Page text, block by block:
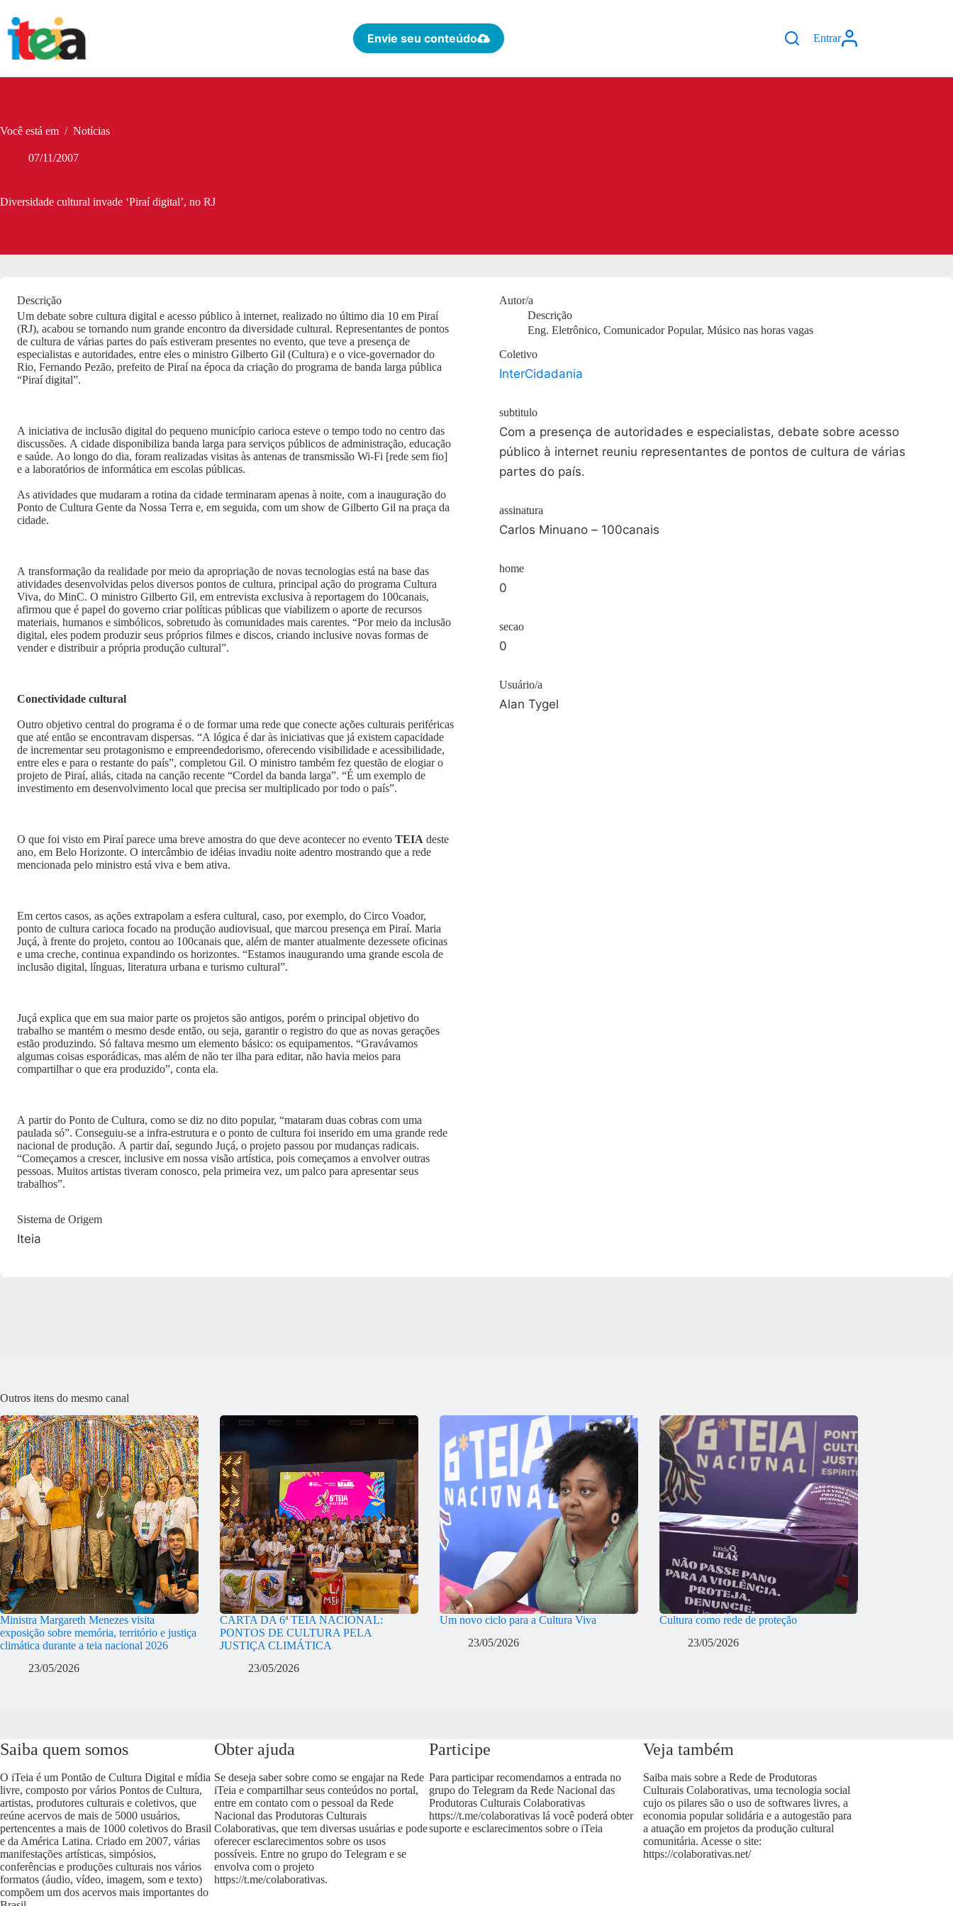
para
conteúdo
Envie seu conteúdo Entrar
Você está em / Notícias
07/11/2007
Diversidade cultural invade ‘Piraí digital’, no RJ
Descrição
Um debate sobre cultura digital e acesso público à internet, realizado no último dia 10 em Piraí
(RJ), acabou se tornando num grande encontro da diversidade cultural. Representantes de pontos
de cultura de várias partes do país estiveram presentes no evento, que teve a presença de
especialistas e autoridades, entre eles o ministro Gilberto Gil (Cultura) e o vice-governador do
Rio, Fernando Pezão, prefeito de Piraí na época da criação do programa de banda larga pública
“Piraí digital”.
A iniciativa de inclusão digital do pequeno município carioca esteve o tempo todo no centro das
discussões. A cidade disponibiliza banda larga para serviços públicos de administração, educação
e saúde. Ao longo do dia, foram realizadas visitas às antenas de transmissão Wi-Fi [rede sem fio]
e a laboratórios de informática em escolas públicas.
As atividades que mudaram a rotina da cidade terminaram apenas à noite, com a inauguração do
Ponto de Cultura Gente da Nossa Terra e, em seguida, com um show de Gilberto Gil na praça da
cidade.
A transformação da realidade por meio da apropriação de novas tecnologias está na base das
atividades desenvolvidas pelos diversos pontos de cultura, principal ação do programa Cultura
Viva, do MinC. O ministro Gilberto Gil, em entrevista exclusiva à reportagem do 100canais,
afirmou que é papel do governo criar políticas públicas que viabilizem o aporte de recursos
materiais, humanos e simbólicos, sobretudo às comunidades mais carentes. “Por meio da inclusão
digital, eles podem produzir seus próprios filmes e discos, criando inclusive novas formas de
vender e distribuir a própria produção cultural”.
Conectividade cultural
Outro objetivo central do programa é o de formar uma rede que conecte ações culturais periféricas
que até então se encontravam dispersas. “A lógica é dar às iniciativas que já existem capacidade
de incrementar seu protagonismo e empreendedorismo, oferecendo visibilidade e acessibilidade,
entre eles e para o restante do país”, completou Gil. O ministro também fez questão de elogiar o
projeto de Piraí, aliás, citada na canção recente “Cordel da banda larga”. “É um exemplo de
investimento em desenvolvimento local que precisa ser multiplicado por todo o país”.
O que foi visto em Piraí parece uma breve amostra do que deve acontecer no evento TEIA deste
ano, em Belo Horizonte. O intercâmbio de idéias invadiu noite adentro mostrando que a rede
mencionada pelo ministro está viva e bem ativa.
Em certos casos, as ações extrapolam a esfera cultural, caso, por exemplo, do Circo Voador,
ponto de cultura carioca focado na produção audiovisual, que marcou presença em Piraí. Maria
Juçá, à frente do projeto, contou ao 100canais que, além de manter atualmente dezessete oficinas
e uma creche, continua expandindo os horizontes. “Estamos inaugurando uma grande escola de
inclusão digital, línguas, literatura urbana e turismo cultural”.
Juçá explica que em sua maior parte os projetos são antigos, porém o principal objetivo do
trabalho se mantém o mesmo desde então, ou seja, garantir o registro do que as novas gerações
estão produzindo. Só faltava mesmo um elemento básico: os equipamentos. “Gravávamos
algumas coisas esporádicas, mas além de não ter ilha para editar, não havia meios para
compartilhar o que era produzido”, conta ela.
A partir do Ponto de Cultura, como se diz no dito popular, “mataram duas cobras com uma
paulada só”. Conseguiu-se a infra-estrutura e o ponto de cultura foi inserido em uma grande rede
nacional de produção. A partir daí, segundo Juçá, o projeto passou por mudanças radicais.
“Começamos a crescer, inclusive em nossa visão artística, pois começamos a envolver outras
pessoas. Muitos artistas tiveram conosco, pela primeira vez, um palco para apresentar seus
trabalhos”.
Sistema de Origem
Iteia
Autor/a
Descrição
Eng. Eletrônico, Comunicador Popular, Músico nas horas vagas
Coletivo
InterCidadania
subtitulo
Com a presença de autoridades e especialistas, debate sobre acesso
público à internet reuniu representantes de pontos de cultura de várias
partes do país.
assinatura
Carlos Minuano – 100canais
home
0
secao
0
Usuário/a
Alan Tygel
Outros itens do mesmo canal
Ministra Margareth Menezes visita
exposição sobre memória, território e justiça
climática durante a teia nacional 2026
23/05/2026
CARTA DA 6ª TEIA NACIONAL:
PONTOS DE CULTURA PELA
JUSTIÇA CLIMÁTICA
23/05/2026
Um novo ciclo para a Cultura Viva
23/05/2026
Cultura como rede de proteção
23/05/2026
Saiba quem somos
O iTeia é um Pontão de Cultura Digital e mídia
livre, composto por vários Pontos de Cultura,
artistas, produtores culturais e coletivos, que
reúne acervos de mais de 5000 usuários,
pertencentes a mais de 1000 coletivos do Brasil
e da América Latina. Criado em 2007, várias
manifestações artísticas, simpósios,
conferências e produções culturais nos vários
formatos (áudio, vídeo, imagem, som e texto)
compõem um dos acervos mais importantes do
Obter ajuda
Se deseja saber sobre como se engajar na Rede
iTeia e compartilhar seus conteúdos no portal,
entre em contato com o pessoal da Rede
Nacional das Produtoras Culturais
Colaborativas, que tem diversas usuárias e pode
oferecer esclarecimentos sobre os usos
possíveis. Entre no grupo do Telegram e se
envolva com o projeto
https://t.me/colaborativas.
Participe
Para participar recomendamos a entrada no
grupo do Telegram da Rede Nacional das
Produtoras Culturais Colaborativas
https://t.me/colaborativaslá você poderá obter
suporte e esclarecimentos sobre o iTeia
Veja também
Saiba mais sobre a Rede de Produtoras
Culturais Colaborativas, uma tecnologia social
cujo os pilares são o uso de softwares livres, a
economia popular solidária e a autogestão para
a atuação em projetos da produção cultural
comunitária. Acesse o site:
https://colaborativas.net/